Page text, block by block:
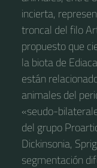
incierta,
troncal del filo
propuesto que
la biota de
están
animales del
«seudo-
del grupo
Dickinsonia,
segmentación